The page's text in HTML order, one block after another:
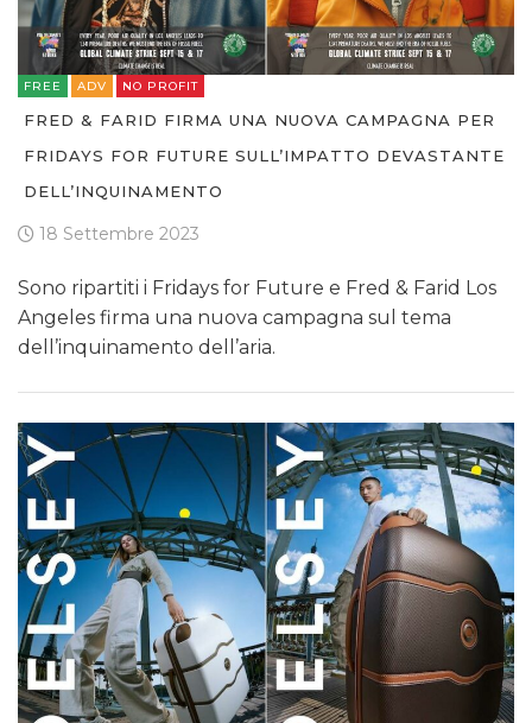
FREE ADV NO PROFIT
FRED & FARID FIRMA UNA NUOVA CAMPAGNA PER
FRIDAYS FOR FUTURE SULL’IMPATTO DEVASTANTE
DELL’INQUINAMENTO
18 Settembre 2023
Sono ripartiti i Fridays for Future e Fred & Farid Los
Angeles firma una nuova campagna sul tema
dell’inquinamento dell’aria.